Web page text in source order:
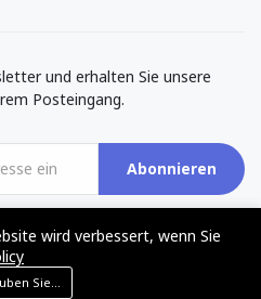
und erhalten Sie unsere
Posteingang.
Abonnieren
wird verbessert, wenn Sie
Sie Cookies